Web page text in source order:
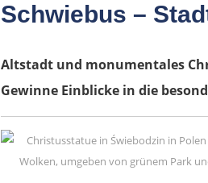
Schwiebus –
Altstadt und monumentales
Gewinne Einblicke in die